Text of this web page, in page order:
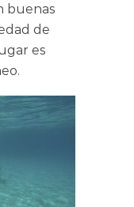
buenas
de
es